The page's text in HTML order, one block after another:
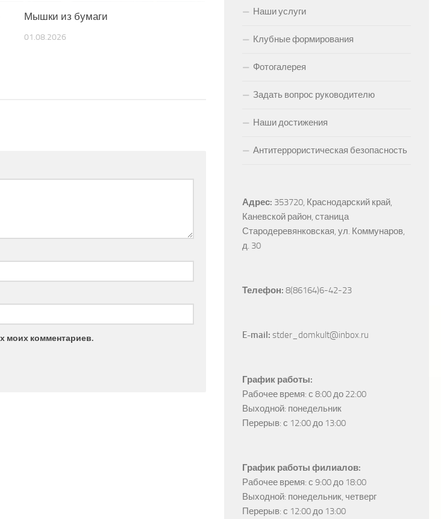
Мышки из бумаги
01.08.2026
моих комментариев.
Наши услуги
Клубные формирования
Фотогалерея
Задать вопрос руководителю
Наши достижения
Антитеррористическая безопасность
Адрес: 353720, Краснодарский край,
Каневской район, станица
Стародеревянковская, ул. Коммунаров,
д. 30
Телефон: 8(86164)6-42-23
E-mail: stder_domkult@inbox.ru
График работы:
Рабочее время: с 8:00 до 22:00
Выходной: понедельник
Перерыв: с 12:00 до 13:00
График работы филиалов:
Рабочее время: с 9:00 до 18:00
Выходной: понедельник, четверг
Перерыв: с 12:00 до 13:00